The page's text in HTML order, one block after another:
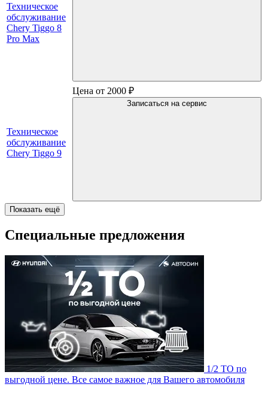
Техническое
обслуживание
Chery Tiggo 8
Pro Max
Техническое
обслуживание
Chery Tiggo 9
Цена от 2000 ₽
Записаться на сервис
Показать ещё
Специальные предложения
1/2 ТО по
выгодной цене. Все самое важное для Вашего автомобиля